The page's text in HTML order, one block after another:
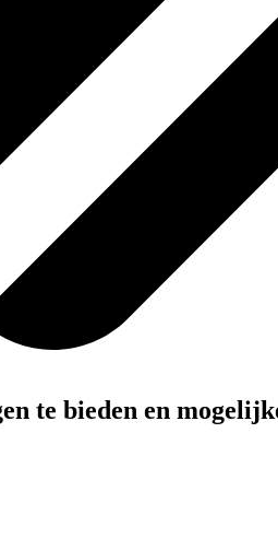
te bieden en